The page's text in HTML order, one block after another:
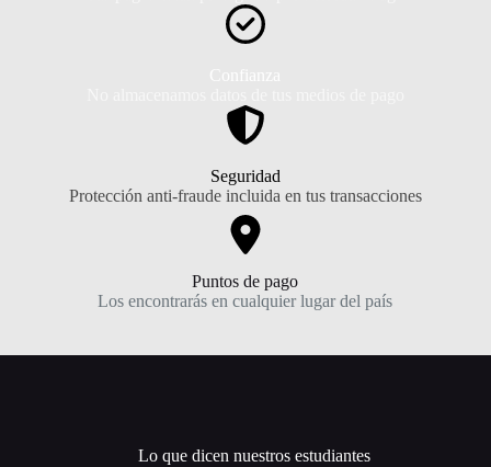
Seguridad
Protección anti-fraude incluida en tus transacciones
Puntos de pago
Los encontrarás en cualquier lugar del país
Lo que dicen nuestros estudiantes